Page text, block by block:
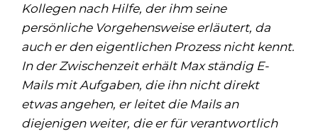
Kollegen nach Hilfe, der ihm seine
persönliche Vorgehensweise erläutert, da
auch er den eigentlichen Prozess nicht kennt.
In der Zwischenzeit erhält Max ständig E-
Mails mit Aufgaben, die ihn nicht direkt
etwas angehen, er leitet die Mails an
diejenigen weiter, die er für verantwortlich